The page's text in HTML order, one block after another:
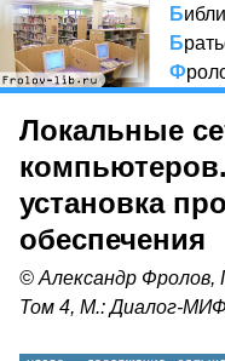
Б
Б
Ф
Локальные
установка
обеспечения
© Александр Фролов,
Том 4, М.: Диалог-